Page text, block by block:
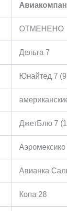
ОТМЕНЕНО
Дельта 7
Юнайтед 7
ДжетБлю 7
Авианка
Копа 28